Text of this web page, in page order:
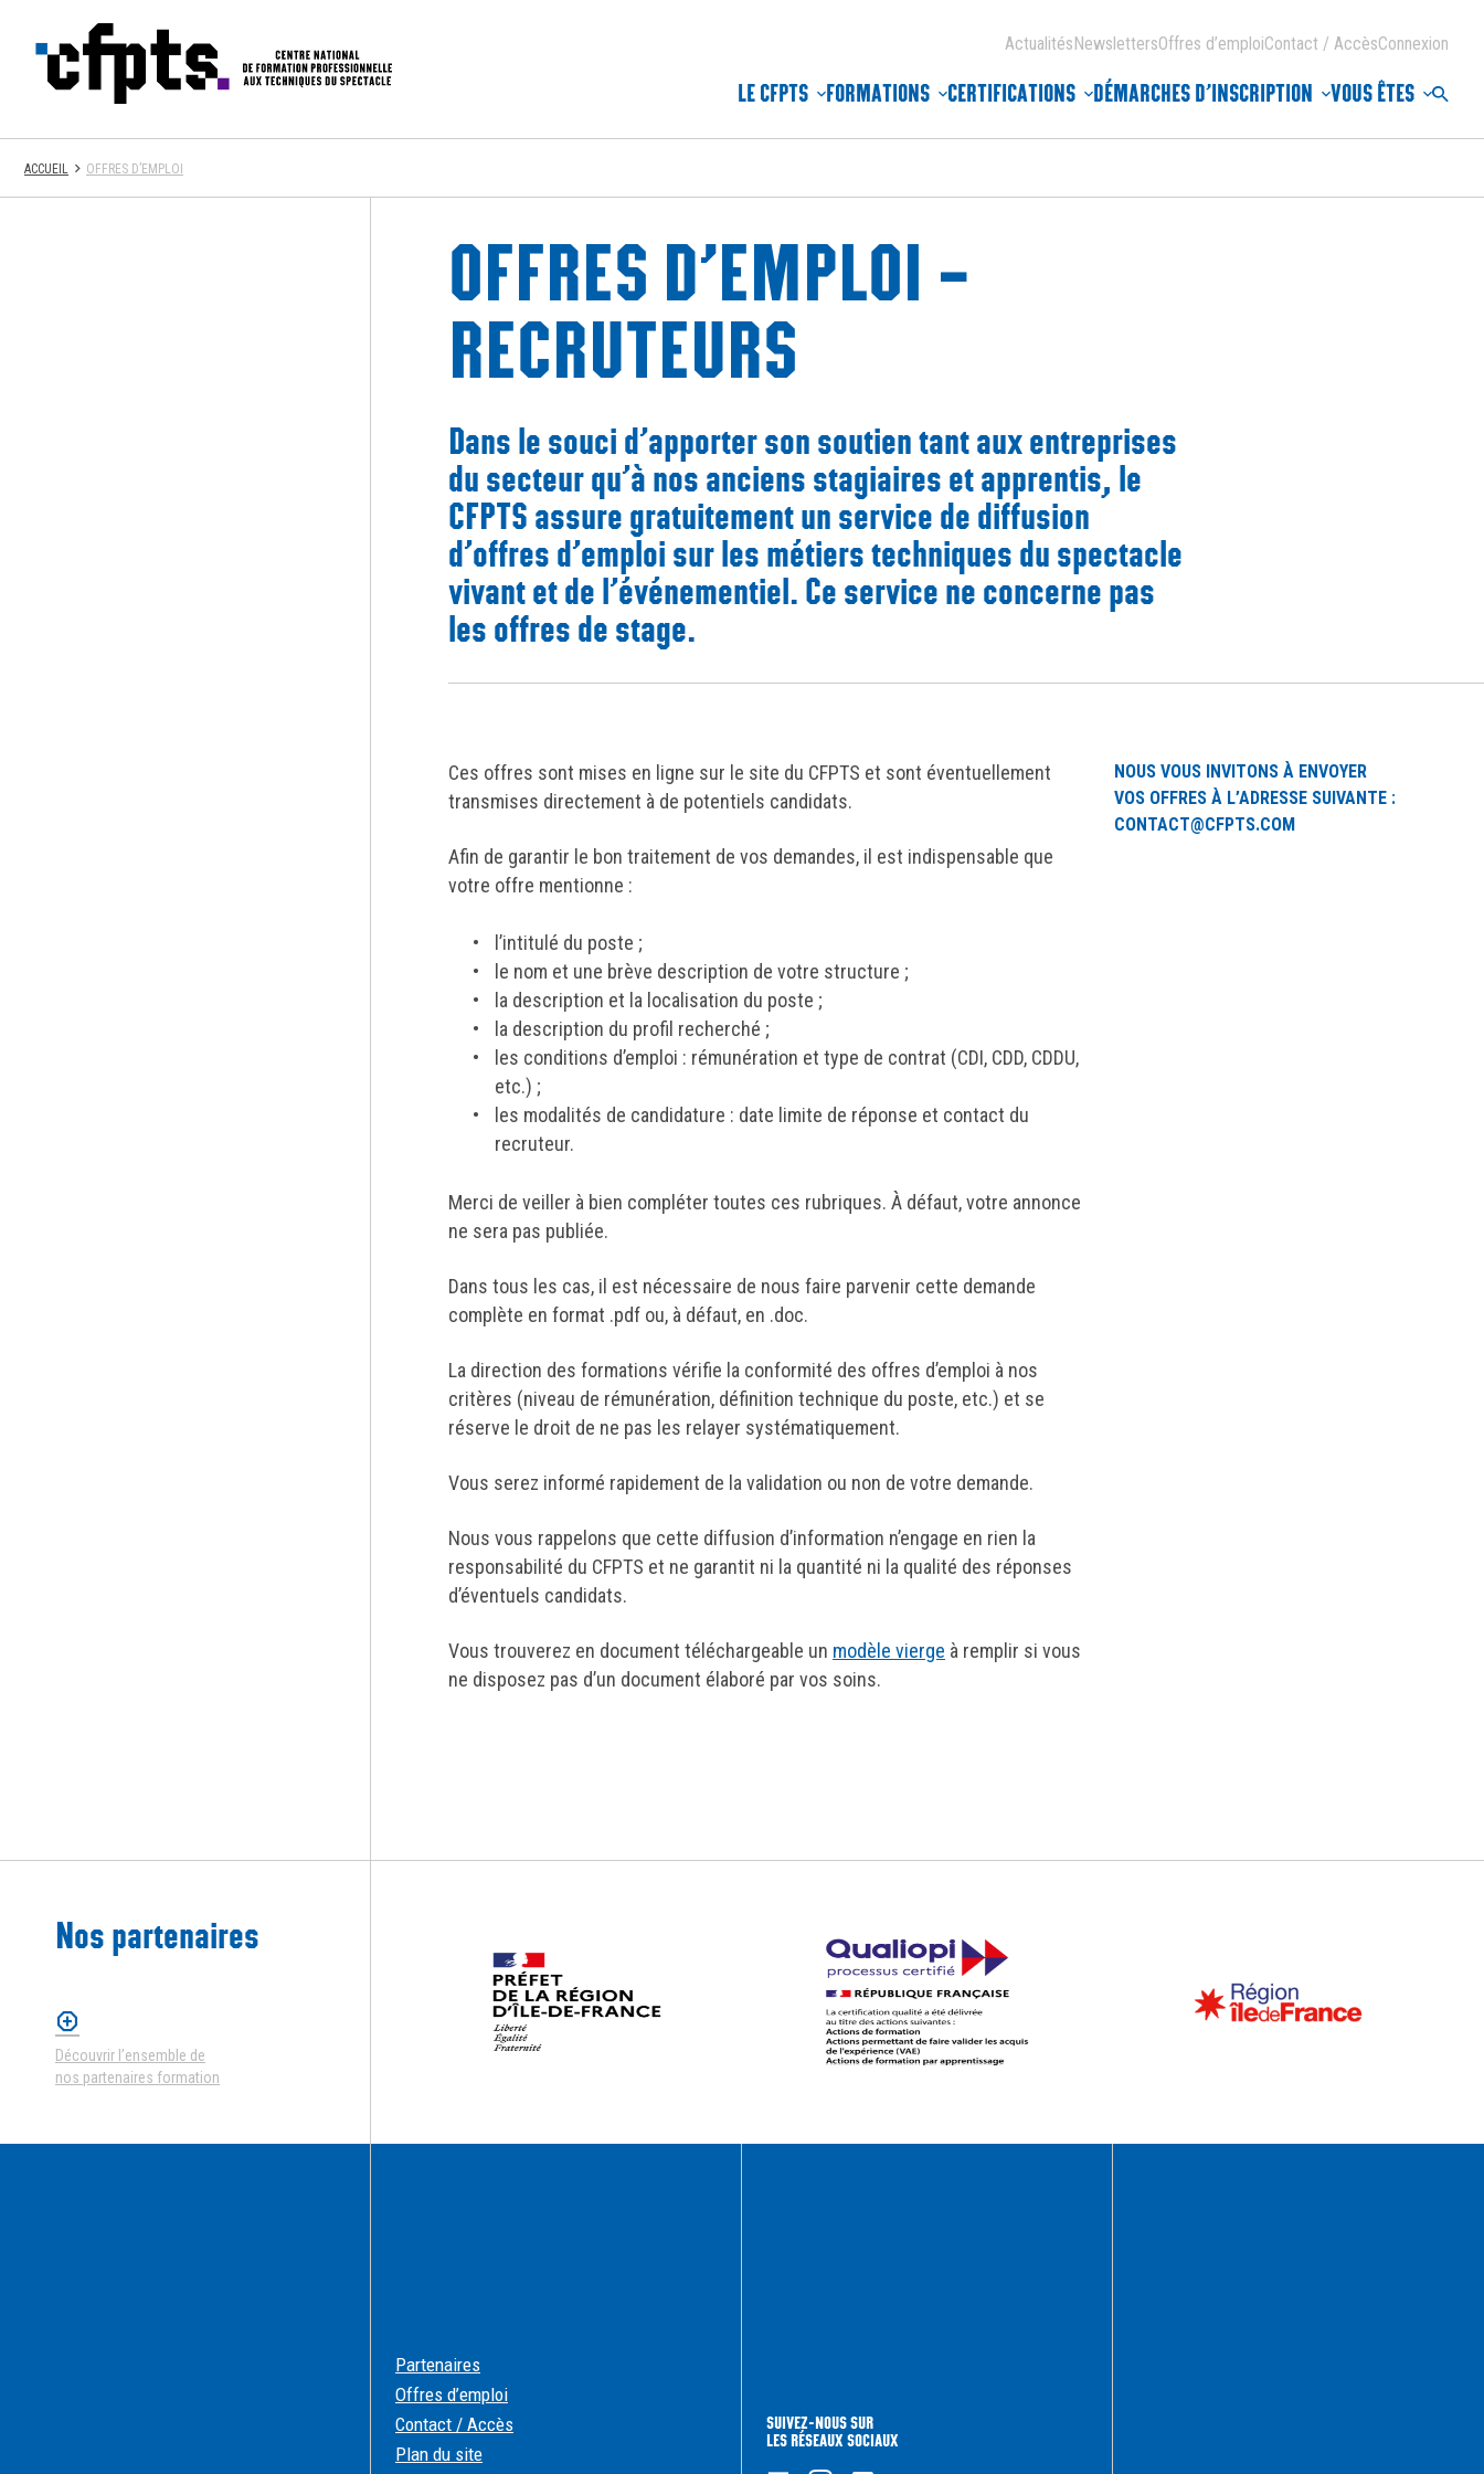
LE CFPTS FORMATIONS CERTIFICATIONS DÉMARCHES D’INSCRIPTION VOUS ÊTES
ActualitésNewslettersOffres d’emploiContact / AccèsConnexion
ACCUEIL OFFRES D’EMPLOI
OFFRES D’EMPLOI –
RECRUTEURS
Dans le souci d’apporter son soutien tant aux entreprises
du secteur qu’à nos anciens stagiaires et apprentis, le
CFPTS assure gratuitement un service de diffusion
d’offres d’emploi sur les métiers techniques du spectacle
vivant et de l’événementiel. Ce service ne concerne pas
les offres de stage.
Ces offres sont mises en ligne sur le site du CFPTS et sont éventuellement
transmises directement à de potentiels candidats.
Afin de garantir le bon traitement de vos demandes, il est indispensable que
votre offre mentionne :
l’intitulé du poste ;
le nom et une brève description de votre structure ;
la description et la localisation du poste ;
la description du profil recherché ;
les conditions d’emploi : rémunération et type de contrat (CDI, CDD, CDDU,
etc.) ;
les modalités de candidature : date limite de réponse et contact du
recruteur.
Merci de veiller à bien compléter toutes ces rubriques. À défaut, votre annonce
ne sera pas publiée.
Dans tous les cas, il est nécessaire de nous faire parvenir cette demande
complète en format .pdf ou, à défaut, en .doc.
La direction des formations vérifie la conformité des offres d’emploi à nos
critères (niveau de rémunération, définition technique du poste, etc.) et se
réserve le droit de ne pas les relayer systématiquement.
Vous serez informé rapidement de la validation ou non de votre demande.
Nous vous rappelons que cette diffusion d’information n’engage en rien la
responsabilité du CFPTS et ne garantit ni la quantité ni la qualité des réponses
d’éventuels candidats.
Vous trouverez en document téléchargeable un modèle vierge à remplir si vous
ne disposez pas d’un document élaboré par vos soins.
NOUS VOUS INVITONS À ENVOYER
VOS OFFRES À L’ADRESSE SUIVANTE :
CONTACT@CFPTS.COM
Nos partenaires
Découvrir l’ensemble de
nos partenaires formation
Partenaires
Offres d’emploi
Contact / Accès
Plan du site
SUIVEZ-NOUS SUR
LES RÉSEAUX SOCIAUX